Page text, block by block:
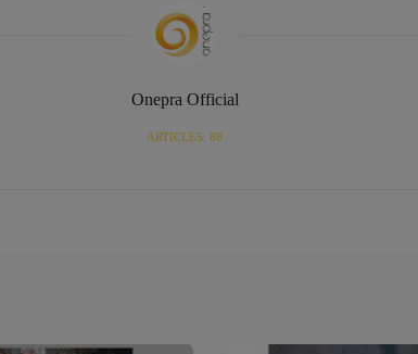
Onepra Official
ARTICLES: 88